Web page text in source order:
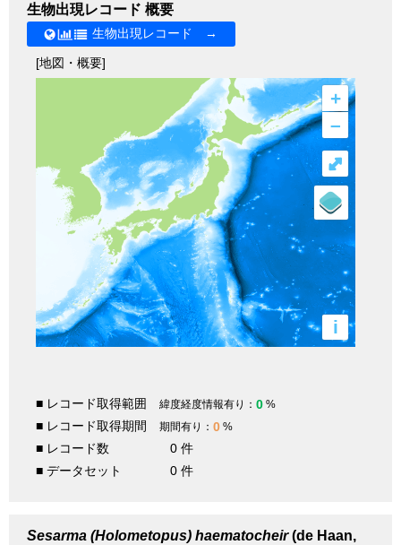
生物出現レコード 概要
生物出現レコード →
[地図・概要]
+
–
i
⤢
■ レコード取得範囲 緯度経度情報有り： 0 %
■ レコード取得期間 期間有り： 0 %
■ レコード数
0 件
■ データセット
0 件
Sesarma (Holometopus) haematocheir(de Haan,